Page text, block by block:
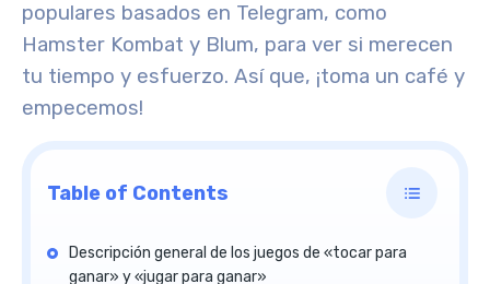
populares basados en Telegram, como
Hamster Kombat y Blum, para ver si merecen
tu tiempo y esfuerzo. Así que, ¡toma un café y
empecemos!
Table of Contents
Descripción general de los juegos de «tocar para
ganar» y «jugar para ganar»